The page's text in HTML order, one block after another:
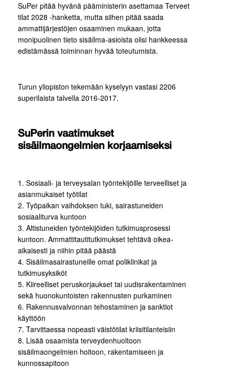
SuPer pitää hyvänä pääministerin asettamaa Terveet
tilat 2028 -hanketta, mutta siihen pitää saada
ammattijärjestöjen osaaminen mukaan, jotta
monipuolinen tieto sisäilma-asioista olisi hankkeessa
edistämässä toiminnan hyvää toteutumista.
Turun yliopiston tekemään kyselyyn vastasi 2206
superilaista talvella 2016-2017.
SuPerin vaatimukset
sisäilmaongelmien korjaamiseksi
1. Sosiaali- ja terveysalan työntekijöille terveelliset ja
asianmukaiset työtilat
2. Työpaikan vaihdoksen tuki, sairastuneiden
sosiaaliturva kuntoon
3. Altistuneiden työntekijöiden tutkimusprosessi
kuntoon. Ammattitautitutkimukset tehtävä oikea-
aikaisesti ja niihin pitää päästä
4. Sisäilmasairastuneille omat poliklinikat ja
tutkimusyksiköt
5. Kiireelliset peruskorjaukset tai uudisrakentaminen
sekä huonokuntoisten rakennusten purkaminen
6. Rakennusvalvonnan tehostaminen ja sanktiot
käyttöön
7. Tarvittaessa nopeasti väistötilat kriisitilanteisiin
8. Lisää osaamista terveydenhuoltoon
sisäilmaongelmien hoitoon, rakentamiseen ja
kunnossapitoon